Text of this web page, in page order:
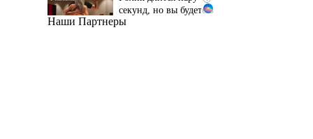
Канадская гимнастка
Наши Партнеры